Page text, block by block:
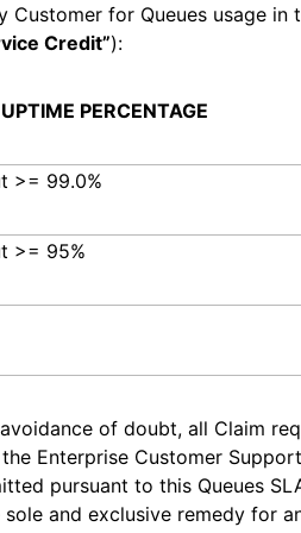
Customer for Queues usage
Credit”):
PERCENTAGE
>= 99.0%
>= 95%
of doubt, all Claim
Enterprise Customer
pursuant to this Queues
sole and exclusive remedy for